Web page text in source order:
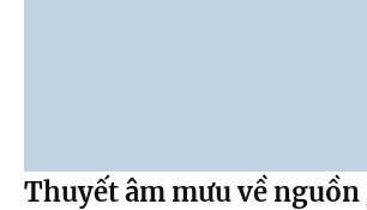
Thuyết âm mưu về nguồn